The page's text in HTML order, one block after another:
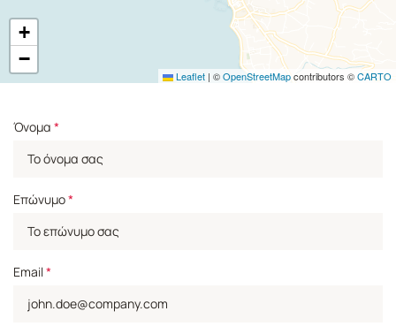
+
−
Leaflet | ©OpenStreetMapcontributors ©CARTO
Όνομα *
Επώνυμο*
Email*